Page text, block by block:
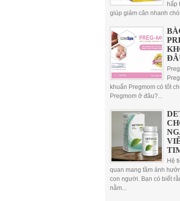
hấp
giúp giảm cân nhanh
khuẩn Pregmom có tốt
Pregmom ở đâu?...
Hệ
quan mang tầm ảnh
con người. Bạn có biết
nằm...